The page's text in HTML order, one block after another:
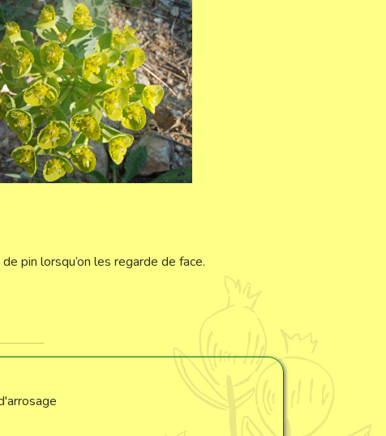
pin lorsqu’on les regarde de face.